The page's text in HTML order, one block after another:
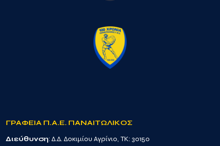
ΓΡΑΦΕΙΑ Π.Α.Ε. ΠΑΝΑΙΤΩΛΙΚΟΣ
Διεύθυνση: Δ.Δ. Δοκιμίου Αγρίνιο, TK: 30150